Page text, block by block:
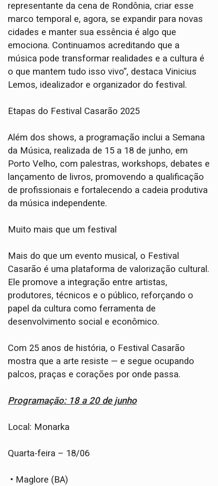
representante da cena de Rondônia, criar esse
marco temporal e, agora, se expandir para novas
cidades e manter sua essência é algo que
emociona. Continuamos acreditando que a
música pode transformar realidades e a cultura é
o que mantem tudo isso vivo”, destaca Vinicius
Lemos, idealizador e organizador do festival.
Etapas do Festival Casarão 2025
Além dos shows, a programação inclui a Semana
da Música, realizada de 15 a 18 de junho, em
Porto Velho, com palestras, workshops, debates e
lançamento de livros, promovendo a qualificação
de profissionais e fortalecendo a cadeia produtiva
da música independente.
Muito mais que um festival
Mais do que um evento musical, o Festival
Casarão é uma plataforma de valorização cultural.
Ele promove a integração entre artistas,
produtores, técnicos e o público, reforçando o
papel da cultura como ferramenta de
desenvolvimento social e econômico.
Com 25 anos de história, o Festival Casarão
mostra que a arte resiste — e segue ocupando
palcos, praças e corações por onde passa.
Programação: 18 a 20 de junho
Local: Monarka
Quarta-feira – 18/06
• Maglore (BA)